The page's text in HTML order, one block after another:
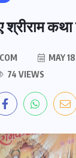
श्रीराम
MAY
74 VIEWS